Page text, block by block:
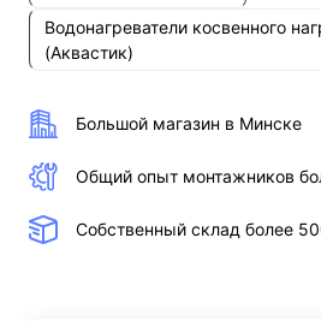
Водонагреватели косвенного
(Аквастик)
Большой магазин в Минске
Общий опыт монтажников
Собственный склад более